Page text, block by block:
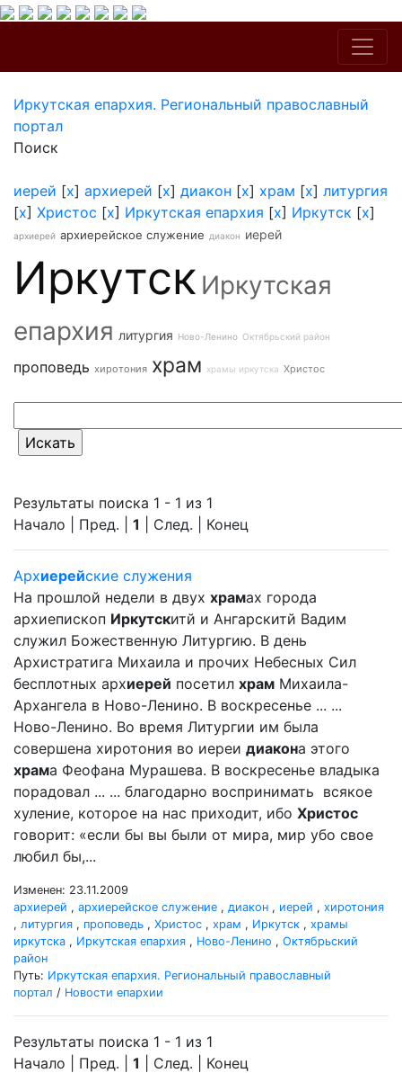
Иркутская епархия. Региональный православный
портал
Поиск
иерей [x] архиерей [x] диакон [x] храм [x] литургия
[x] Христос [x] Иркутская епархия [x] Иркутск [x]
архиерей архиерейское служение диакон иерей
Иркутск Иркутская
епархия литургия Ново-Ленино Октябрьский район
проповедь хиротония храм храмы иркутска Христос
Результаты поиска 1 - 1 из 1
Начало | Пред. | 1 | След. | Конец
Архиерейские служения
На прошлой недели в двух храмах города
архиепископ Иркутскитй и Ангарскитй Вадим
служил Божественную Литургию. В день
Архистратига Михаила и прочих Небесных Сил
бесплотных архиерей посетил храм Михаила-
Архангела в Ново-Ленино. В воскресенье ... ...
Ново-Ленино. Во время Литургии им была
совершена хиротония во иереи диакона этого
храма Феофана Мурашева. В воскресенье владыка
порадовал ... ... благодарно воспринимать всякое
хуление, которое на нас приходит, ибо Христос
говорит: «если бы вы были от мира, мир убо свое
любил бы,...
Изменен: 23.11.2009
архиерей , архиерейское служение , диакон , иерей , хиротония
, литургия , проповедь , Христос , храм , Иркутск , храмы
иркутска , Иркутская епархия , Ново-Ленино , Октябрьский
район
Путь: Иркутская епархия. Региональный православный
портал / Новости епархии
Результаты поиска 1 - 1 из 1
Начало | Пред. | 1 | След. | Конец